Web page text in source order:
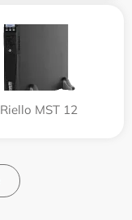
Riello MST 12